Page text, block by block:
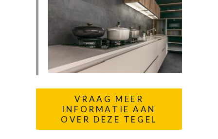
VRAAG MEER
INFORMATIE AAN
OVER DEZE TEGEL